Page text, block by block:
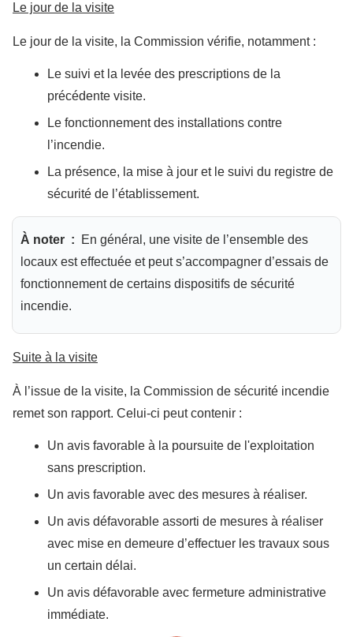
Le jour de la visite
Le jour de la visite, la Commission vérifie, notamment :
Le suivi et la levée des prescriptions de la
précédente visite.
Le fonctionnement des installations contre
l’incendie.
La présence, la mise à jour et le suivi du registre de
sécurité de l’établissement.
À noter :
En général, une visite de l’ensemble des
locaux est effectuée et peut s’accompagner d’essais de
fonctionnement de certains dispositifs de sécurité
incendie.
Suite à la visite
À l’issue de la visite, la Commission de sécurité incendie
remet son rapport. Celui-ci peut contenir :
Un avis favorable à la poursuite de l'exploitation
sans prescription.
Un avis favorable avec des mesures à réaliser.
Un avis défavorable assorti de mesures à réaliser
avec mise en demeure d’effectuer les travaux sous
un certain délai.
Un avis défavorable avec fermeture administrative
immédiate.